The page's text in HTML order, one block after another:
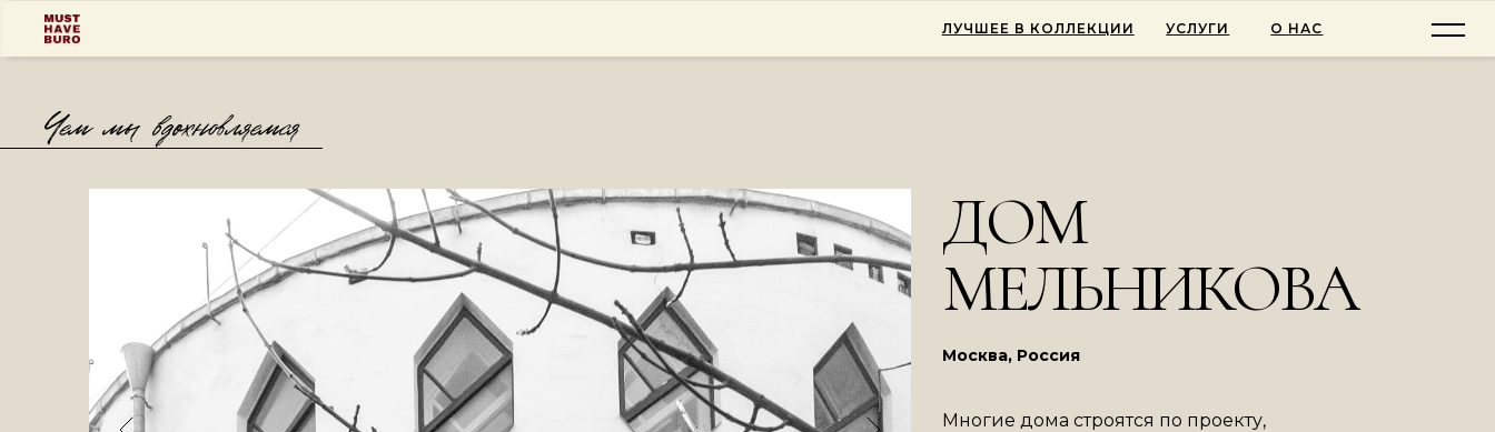
ЛУЧШЕЕ В КОЛЛЕКЦИИ УСЛУГИ О НАС
Многие дома строятся по проекту,
ДОМ
МЕЛЬНИКОВА
Москва, Россия